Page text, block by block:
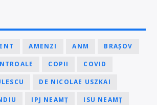
AMENZI ANM BRAȘOV
COPII COVID
DE NICOLAE USZKAI
IPJ NEAMȚ ISU NEAMȚ